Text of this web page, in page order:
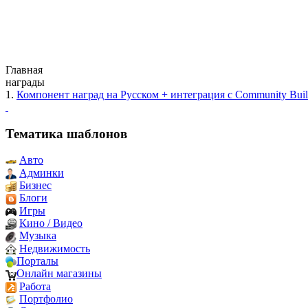
Главная
награды
1. Компонент наград на Русском + интеграция с Community
Тематика шаблонов
Авто
Админки
Бизнес
Блоги
Игры
Кино / Видео
Музыка
Недвижимость
Порталы
Онлайн магазины
Работа
Портфолио